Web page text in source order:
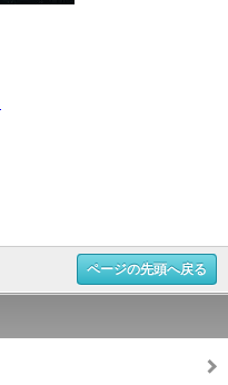
ページの先頭へ戻る